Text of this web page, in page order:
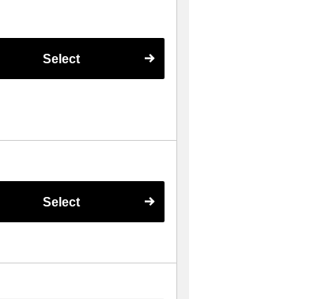
Select
Select